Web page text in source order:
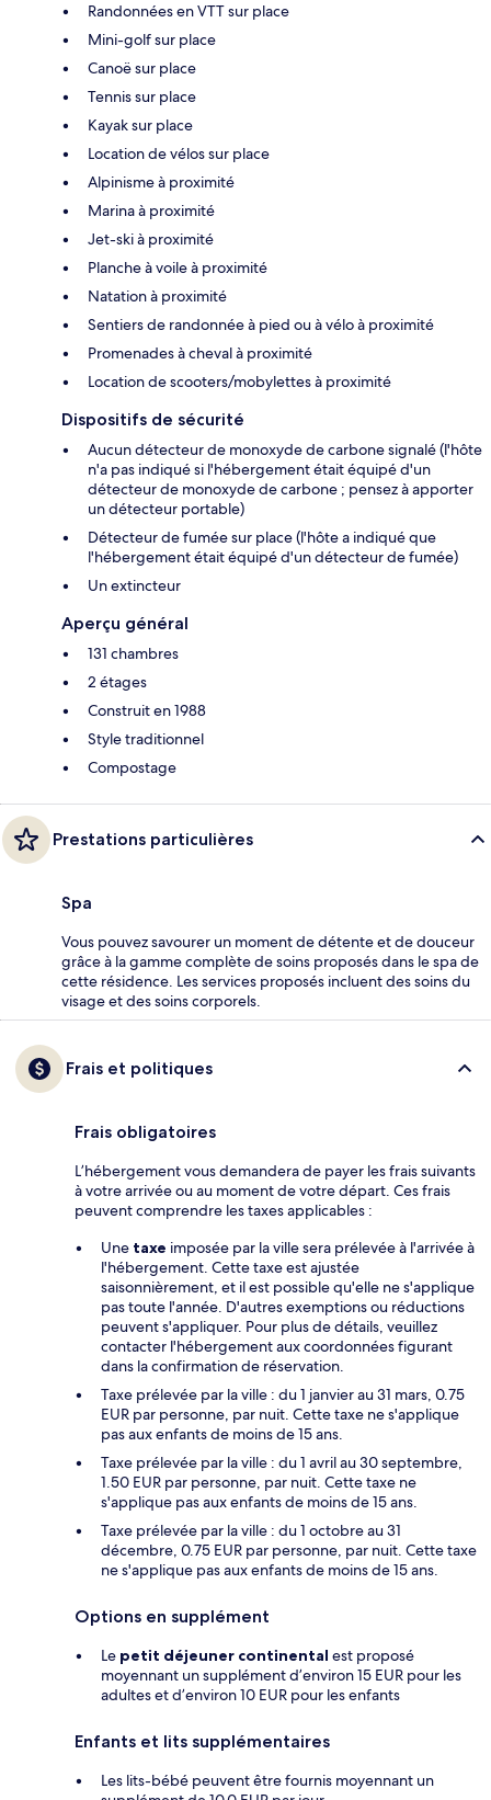
Randonnées en VTT sur place
Mini-golf sur place
Canoë sur place
Tennis sur place
Kayak sur place
Location de vélos sur place
Alpinisme à proximité
Marina à proximité
Jet-ski à proximité
Planche à voile à proximité
Natation à proximité
Sentiers de randonnée à pied ou à vélo à proximité
Promenades à cheval à proximité
Location de scooters/mobylettes à proximité
Dispositifs de sécurité
Aucun détecteur de monoxyde de carbone signalé (l'hôte
n'a pas indiqué si l'hébergement était équipé d'un
détecteur de monoxyde de carbone ; pensez à apporter
un détecteur portable)
Détecteur de fumée sur place (l'hôte a indiqué que
l'hébergement était équipé d'un détecteur de fumée)
Un extincteur
Aperçu général
131 chambres
2 étages
Construit en 1988
Style traditionnel
Compostage
Prestations particulières
Spa
Vous pouvez savourer un moment de détente et de douceur
grâce à la gamme complète de soins proposés dans le spa de
cette résidence. Les services proposés incluent des soins du
visage et des soins corporels.
Frais et politiques
Frais obligatoires
L’hébergement vous demandera de payer les frais suivants
à votre arrivée ou au moment de votre départ. Ces frais
peuvent comprendre les taxes applicables :
Une taxe imposée par la ville sera prélevée à l'arrivée à
l'hébergement. Cette taxe est ajustée
saisonnièrement, et il est possible qu'elle ne s'applique
pas toute l'année. D'autres exemptions ou réductions
peuvent s'appliquer. Pour plus de détails, veuillez
contacter l'hébergement aux coordonnées figurant
dans la confirmation de réservation.
Taxe prélevée par la ville : du 1 janvier au 31 mars, 0.75
EUR par personne, par nuit. Cette taxe ne s'applique
pas aux enfants de moins de 15 ans.
Taxe prélevée par la ville : du 1 avril au 30 septembre,
1.50 EUR par personne, par nuit. Cette taxe ne
s'applique pas aux enfants de moins de 15 ans.
Taxe prélevée par la ville : du 1 octobre au 31
décembre, 0.75 EUR par personne, par nuit. Cette taxe
ne s'applique pas aux enfants de moins de 15 ans.
Options en supplément
Le petit déjeuner continental est proposé
moyennant un supplément d’environ 15 EUR pour les
adultes et d’environ 10 EUR pour les enfants
Enfants et lits supplémentaires
Les lits-bébé peuvent être fournis moyennant un